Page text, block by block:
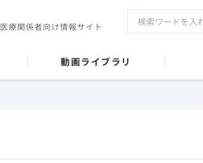
医療関係者向け情報サイト
動画ライブラリ